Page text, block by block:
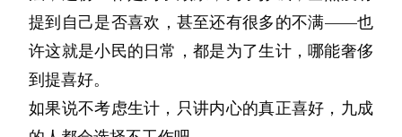
现在写下这个故事时，我已经在国外流浪好些年
了。那时所郁郁不得解的事情今日依旧缠绕在我
心中，我穷尽一生也无法回答。
有时回去我会去看很多人，也包括她。她很好，
我很欣慰。有关天才的话题，还是所该做的事情
得这话太轻了。后来她走了，我慢慢明白，“停
靠”不是一件小事。一个人愿意在你这里停下
来，留下一些东西，再带走一些东西，这本身就
是世界运转的方式。文明是什么？不是什么宏大
的东西，是无数人相聚又相离的痕迹。
打电话跟领导说明迟到的理由时，领导说我该休
息了，给我放了几天假。我握着手机站在楼下柿
子树旁，尽是迷茫。李奶知道了，就让我带博文
去附近转转，孩子闷了一天了。我们去游乐园坐
云霄飞车，闯鬼屋，还看了电影，再回到柿子树
着我在椅子上坐下。
“野餐布都没铺，多不正式啊。”
“哎呀，到哪赏花不是赏花啊。”他如此反驳，担
心我身体劳累过度。
“以前西安人走到这边都会说，‘东边棺材西边
庙，中间架个火箭炮’，现在体育馆拆了，高楼也
实在太多了，就没人说了……”
“那个是城堡酒店，西安第一家涉外酒店，1993
年开业没几天，就有几个日本游客被杀……”
挂了电话，直接关掉电脑，冲进了洗手间，半个
小时后以后，陈墨人模狗样的出来了。
走进那家火锅店，看到了对面一帮男男女女的吃
的热火朝天，陈墨打过招呼后，刚坐下来。
来了，给我个祝福好吗？
我呆呆的看着屏幕说：哈哈！我们来玩个游戏
吧，明天上午十点在十字广场，我躲在人群里，
你能找到我，我就给你一个拥抱当祝福行吗？时
间是两个小时。
提到自己是否喜欢，甚至还有很多的不满——也
许这就是小民的日常，都是为了生计，哪能奢侈
到提喜好。
如果说不考虑生计，只讲内心的真正喜好，九成